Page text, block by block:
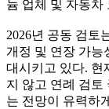
늄 업체 및 자동차
2026년 공동 검토
개정 및 연장 가능
대시키고 있다. 현
지 않고 연례 검토
는 전망이 유력하